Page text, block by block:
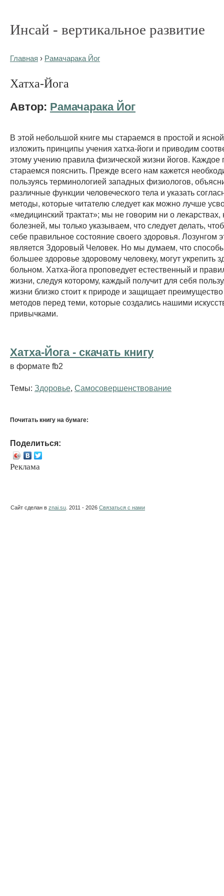
Инсай - вертикальное развитие
Главная › Рамачарака Йог
Хатха-Йога
Автор: Рамачарака Йог
В этой небольшой книге мы стараемся в простой и
изложить принципы учения хатха-йоги и приводим
этому учению правила физической жизни йогов.
стараемся пояснить. Прежде всего нам кажется
пользуясь терминологией западных физиологов,
различные функции человеческого тела и указать
методы, которые читателю следует как можно лучше
«медицинский трактат»; мы не говорим ни о лекарствах,
болезней, мы только указываем, что следует делать,
себе правильное состояние своего здоровья. Лозунгом
является Здоровый Человек. Но мы думаем, что
большее здоровье здоровому человеку, могут укрепить
больном. Хатха-йога проповедует естественный и
жизни, следуя которому, каждый получит для себя
жизни близко стоит к природе и защищает
методов перед теми, которые создались нашими
привычками.
Хатха-Йога - cкачать книгу
в формате fb2
Темы: Здоровье Самосовершенствование
Почитать книгу на бумаге:
Поделиться:
Реклама
Сайт сделан в znai.su . 2011 - 2026 Связаться с нами